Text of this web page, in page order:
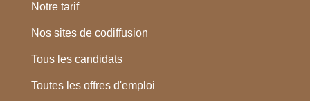
Notre tarif
Nos sites de codiffusion
Tous les candidats
Toutes les offres d'emploi